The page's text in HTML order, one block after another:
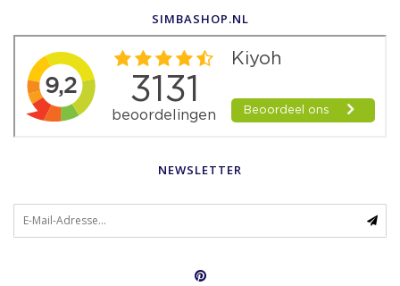
SIMBASHOP.NL
NEWSLETTER